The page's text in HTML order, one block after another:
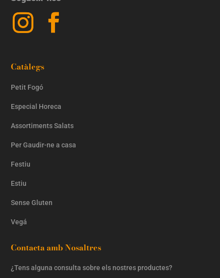
Catàlegs
Petit Fogó
Especial Horeca
Assortiments Salats
Per Gaudir-ne a casa
Festiu
Estiu
Sense Gluten
Vegá
Contacta amb Nosaltres
¿Tens alguna consulta sobre els nostres productes?